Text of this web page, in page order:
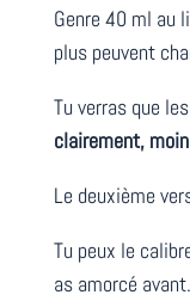
Genre 40 ml au
plus peuvent
Tu verras que
clairement,
Le deuxième
Tu peux le
as amorcé